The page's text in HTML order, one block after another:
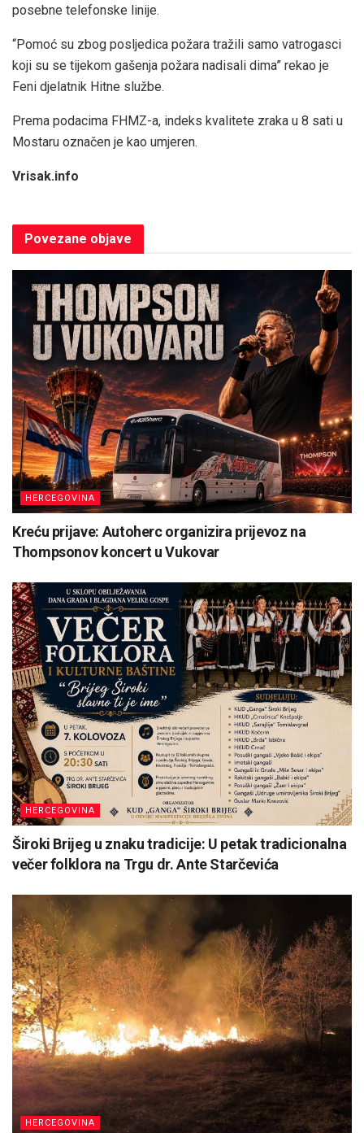
posebne telefonske linije.
“Pomoć su zbog posljedica požara tražili samo vatrogasci
koji su se tijekom gašenja požara nadisali dima” rekao je
Feni djelatnik Hitne službe.
Prema podacima FHMZ-a, indeks kvalitete zraka u 8 sati u
Mostaru označen je kao umjeren.
Vrisak.info
Povezane objave
HERCEGOVINA
Kreću prijave: Autoherc organizira prijevoz na
Thompsonov koncert u Vukovar
HERCEGOVINA
Široki Brijeg u znaku tradicije: U petak tradicionalna
večer folklora na Trgu dr. Ante Starčevića
HERCEGOVINA